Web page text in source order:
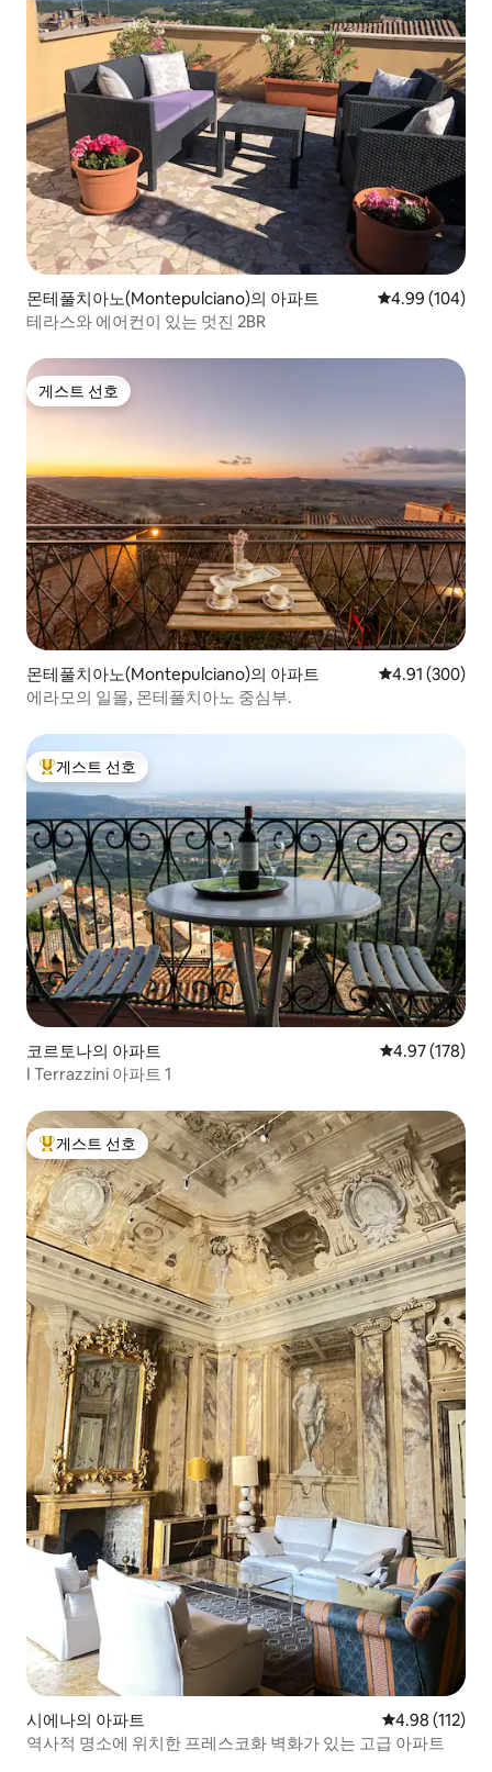
몬테풀치아노(Montepulciano)의 아파트 평점 4.99점(5
4.99 (104)
테라스와 에어컨이 있는 멋진 2BR
게스트 선호
게스트 선호
몬테풀치아노(Montepulciano)의 아파트 평점 4.91점(5
4.91 (300)
에라모의 일몰, 몬테풀치아노 중심부.
상위 게스트 선호
게스트 선호
코르토나의 아파트 평점 4.97점(5
4.97 (178)
I Terrazzini 아파트 1
상위 게스트 선호
게스트 선호
시에나의 아파트 평점 4.98점(5
4.98 (112)
역사적 명소에 위치한 프레스코화 벽화가 있는 고급 아파트